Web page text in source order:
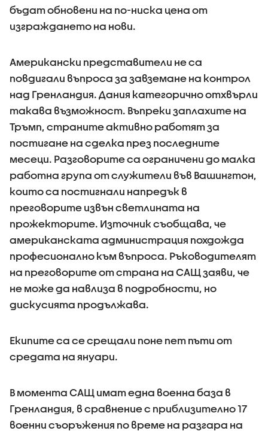
бъдат обновени на по-ниска цена от
изграждането на нови.
Американски представители не са
повдигали въпроса за завземане на контрол
над Гренландия. Дания категорично отхвърли
такава възможност. Въпреки заплахите на
Тръмп, страните активно работят за
постигане на сделка през последните
месеци. Разговорите са ограничени до малка
работна група от служители във Вашингтон,
които са постигнали напредък в
преговорите извън светлината на
прожекторите. Източник съобщава, че
американската администрация похдожда
професионално към въпроса. Ръководителят
на преговорите от страна на САЩ заяви, че
не може да навлиза в подробности, но
дискусията продължава.
Екипите са се срещали поне пет пъти от
средата на януари.
В момента САЩ имат една военна база в
Гренландия, в сравнение с приблизително 17
военни съоръжения по време на разгара на